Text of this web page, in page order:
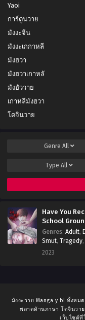
Yaoi
การ์ตูนวาย
มังงะจีน
มังงะเกกาหลี
มังฮวา
มังฮวาเกาหลั
มังฮัววาย
เกาหลีมังฮวา
โดจินวาย
Genre All
Type All
Have You
School
Genres: Adult,
Smut, Tragedy,
อ่านมังงะ
2023
มังงะวาย Manga y bl ทั้งหม
พลาดด้านภาษา โดจินวาย
เว็บไซต์ที่